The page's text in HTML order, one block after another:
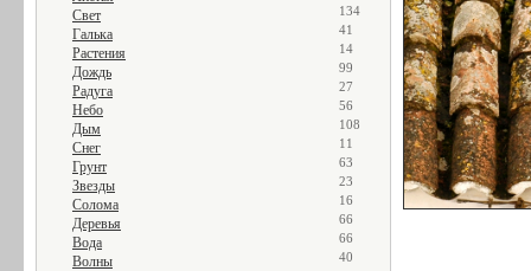
Свет 134
Галька 41
Растения 14
Дождь 99
Радуга 27
Небо 56
Дым 108
Снег 11
Грунт 63
Звезды 23
Солома 16
Деревья 66
Вода 66
Волны 40